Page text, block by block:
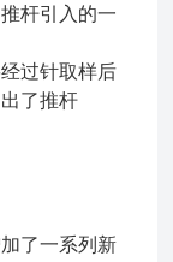
杆引入的一
过针取样后
了推杆
了一系列新